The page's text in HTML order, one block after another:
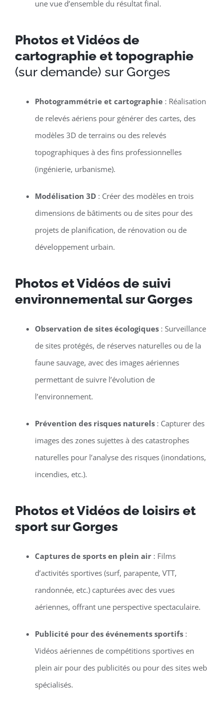
une vue d’ensemble du résultat final.
Photos et Vidéos de
cartographie et topographie
(sur demande) sur Gorges
Photogrammétrie et cartographie: Réalisation
de relevés aériens pour générer des cartes, des
modèles 3D de terrains ou des relevés
topographiques à des fins professionnelles
(ingénierie, urbanisme).
Modélisation 3D: Créer des modèles en trois
dimensions de bâtiments ou de sites pour des
projets de planification, de rénovation ou de
développement urbain.
Photos et Vidéos de suivi
environnemental sur Gorges
Observation de sites écologiques: Surveillance
de sites protégés, de réserves naturelles ou de la
faune sauvage, avec des images aériennes
permettant de suivre l’évolution de
l’environnement.
Prévention des risques naturels: Capturer des
images des zones sujettes à des catastrophes
naturelles pour l’analyse des risques (inondations,
incendies, etc.).
Photos et Vidéos de loisirs et
sport sur Gorges
Captures de sports en plein air: Films
d’activités sportives (surf, parapente, VTT,
randonnée, etc.) capturées avec des vues
aériennes, offrant une perspective spectaculaire.
Publicité pour des événements sportifs:
Vidéos aériennes de compétitions sportives en
plein air pour des publicités ou pour des sites web
spécialisés.